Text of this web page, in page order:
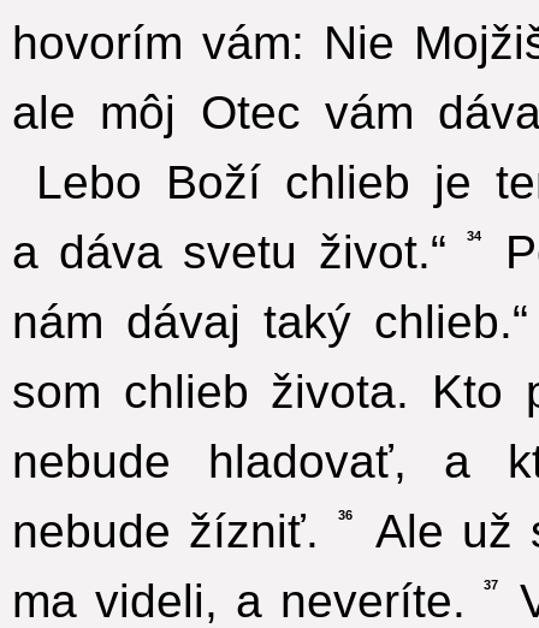
hovorím vám: Nie
ale môj Otec vám
Lebo Boží chlieb je
a dáva svetu život.“
34
nám dávaj taký chlieb.“
som chlieb života. Kto
nebude hladovať, a
nebude žízniť.
36
Ale už
ma videli, a neveríte.
37